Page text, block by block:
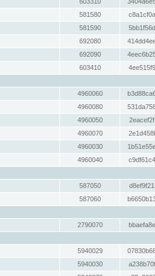
581580
581590
692080
692090
603410
4960060
4960080
4960050
4960070
4960030
4960040
587050
587060
2790070
5940029
5940030